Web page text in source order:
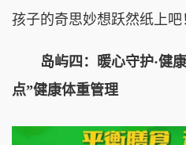
孩子的奇思妙想跃然纸上吧
岛屿四：暖心守护·
点”健康体重管理